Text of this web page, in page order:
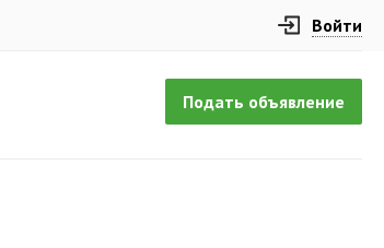
Войти
Подать объявление